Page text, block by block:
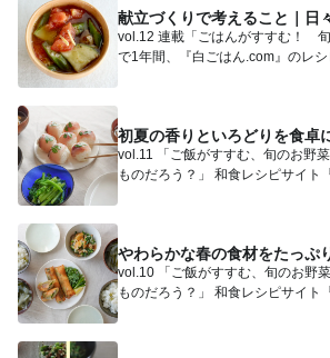
献立づくりで考えること｜日
vol.12 連載「ごはんがすすむ！
で1年間、『白ごはん.com』のレ
初夏の香りといろどりを食卓に
vol.11 「ご飯がすすむ、旬のお野
ものだろう？」 和食レシピサイト
やわらかな春の食材をたっぷ
vol.10 「ご飯がすすむ、旬のお野
ものだろう？」 和食レシピサイト